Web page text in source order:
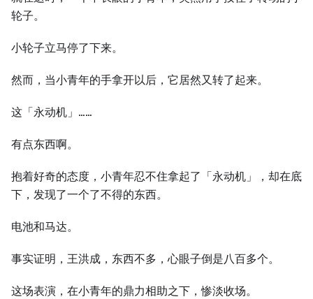
轮子。
小轮子立马停了下来。
然而，当小青年的手拿开以后，它居然又转了起来。
这「永动机」……
有点东西啊。
抱着好奇的态度，小青年忍不住拿起了「永动机」，却在底
下，发现了一个了不得的东西。
电池和马达。
事实证明，王洪成，东西不多，心眼子倒是八百多个。
这场表演，在小青年的鼎力相助之下，惨淡收场。